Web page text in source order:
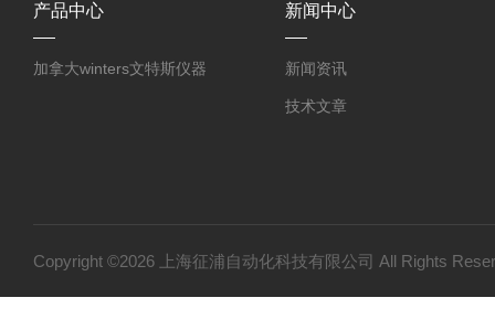
产品中心
加拿大winters文特斯仪器
新闻中心
新闻资讯
技术文章
Copyright ©2026 上海征浦自动化科技有限公司 All Rights